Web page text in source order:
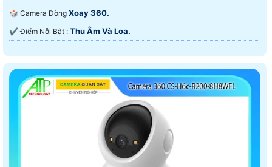
🎲 Camera Dòng Xoay 360.
️✔️ Điểm Nỗi Bật : Thu Âm Và Loa.